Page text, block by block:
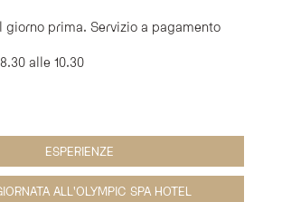
giorno prima. Servizio a pagamento
alle 10.30
ESPERIENZE
ALL'OLYMPIC SPA HOTEL